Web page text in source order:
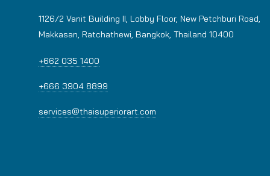
1126/2 Vanit Building II, Lobby Floor, New Petchburi Road,
Makkasan, Ratchathewi, Bangkok, Thailand 10400
+662 035 1400
+666 3904 8899
services@thaisuperiorart.com